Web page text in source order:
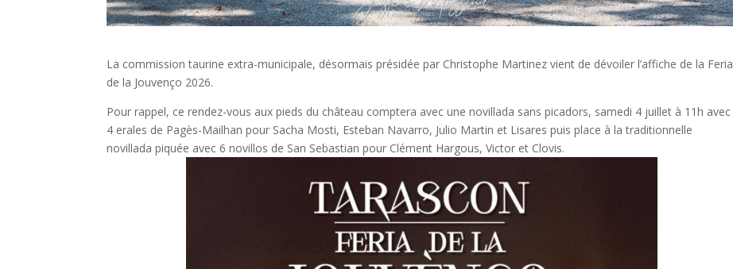
La commission taurine extra-municipale, désormais présidée par Christophe Martinez vient de dévoiler l’affiche de la Feria
de la Jouvenço 2026.
Pour rappel, ce rendez-vous aux pieds du château comptera avec une novillada sans picadors, samedi 4 juillet à 11h avec
4 erales de Pagès-Mailhan pour Sacha Mosti, Esteban Navarro, Julio Martin et Lisares puis place à la traditionnelle
novillada piquée avec 6 novillos de San Sebastian pour Clément Hargous, Victor et Clovis.